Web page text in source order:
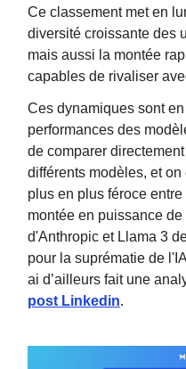
Ce classement met en
diversité croissante des
mais aussi la montée
capables de rivaliser
Ces dynamiques sont
performances des
de comparer
différents modèles, et
plus en plus féroce
montée en puissance
d'Anthropic et Llama 3
pour la suprématie de
ai d’ailleurs fait une
post Linkedin.